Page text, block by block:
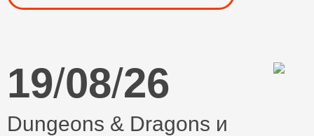
19/08/26
Dungeons & Dragons и